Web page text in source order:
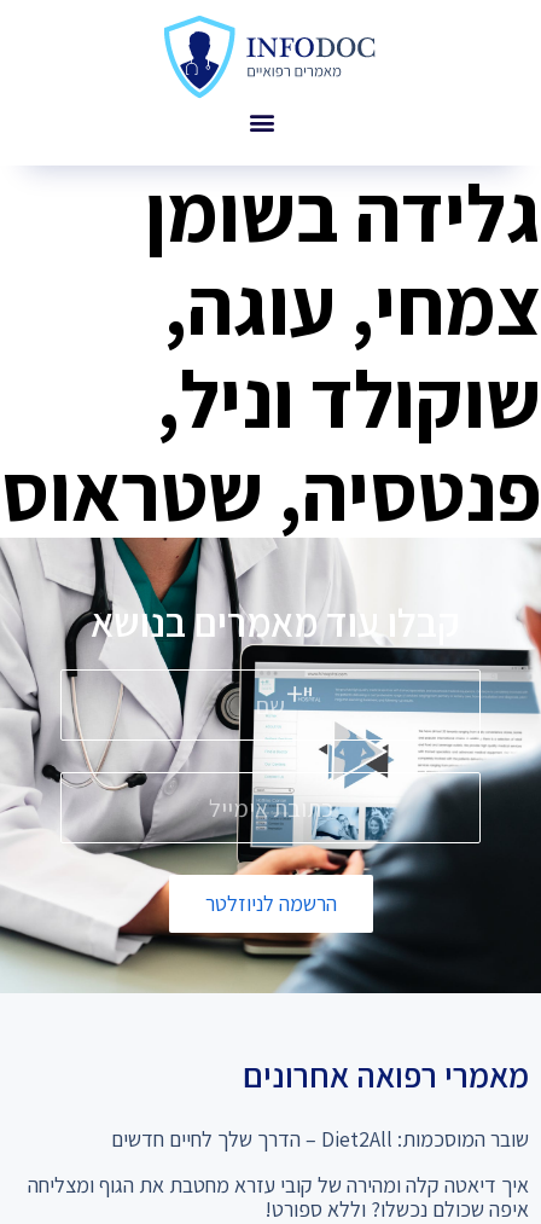
גלידה בשומן
צמחי, עוגה,
שוקולד וניל,
פנטסיה, שטראוס
קבלו עוד מאמרים בנושאפ
הרשמה לניוזלטר
מאמרי רפואה אחרונים
שובר המוסכמות: Diet2All – הדרך שלך לחיים חדשים
איך דיאטה קלה ומהירה של קובי עזרא מחטבת את הגוף ומצליחה
איפה שכולם נכשלו? וללא ספורט!